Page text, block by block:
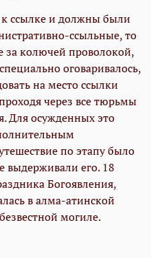
ссылке и должны были
ссыльные, то
за колючей проволокой,
оговаривалось,
на место ссылки
через все тюрьмы
Для осужденных это
по этапу было
выдерживали его. 18
Богоявления,
в алма-атинской
могиле.